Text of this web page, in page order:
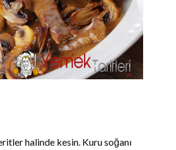
halinde kesin. Kuru soğanı